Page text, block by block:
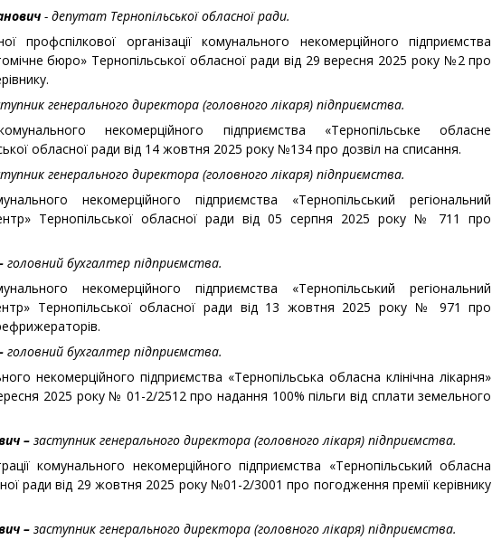
- депутат Тернопільської обласної ради.
організації комунального некомерційного підприємства
бюро» Тернопільської обласної ради від 29 вересня 2025 року №2 про
генерального директора (головного лікаря) підприємства.
некомерційного підприємства «Тернопільське обласне
обласної ради від 14 жовтня 2025 року №134 про дозвіл на списання.
генерального директора (головного лікаря) підприємства.
некомерційного підприємства «Тернопільський регіональний
Тернопільської обласної ради від 05 серпня 2025 року № 711 про
головний бухгалтер підприємства.
некомерційного підприємства «Тернопільський регіональний
Тернопільської обласної ради від 13 жовтня 2025 року № 971 про
головний бухгалтер підприємства.
некомерційного підприємства «Тернопільська обласна клінічна лікарня»
2025 року № 01-2/2512 про надання 100% пільги від сплати земельного
– заступник генерального директора (головного лікаря) підприємства.
комунального некомерційного підприємства «Тернопільський обласна
ради від 29 жовтня 2025 року №01-2/3001 про погодження премії керівнику
– заступник генерального директора (головного лікаря) підприємства.